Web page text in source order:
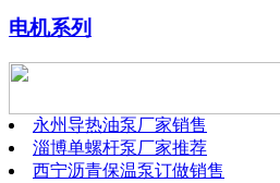
电机系列
永州导热油泵厂家销售
淄博单螺杆泵厂家推荐
西宁沥青保温泵订做销售